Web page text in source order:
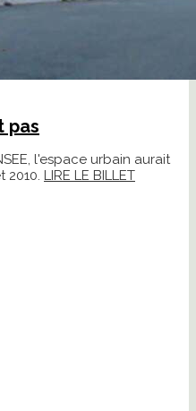
pas
l'espace urbain aurait
2010. LIRE LE BILLET